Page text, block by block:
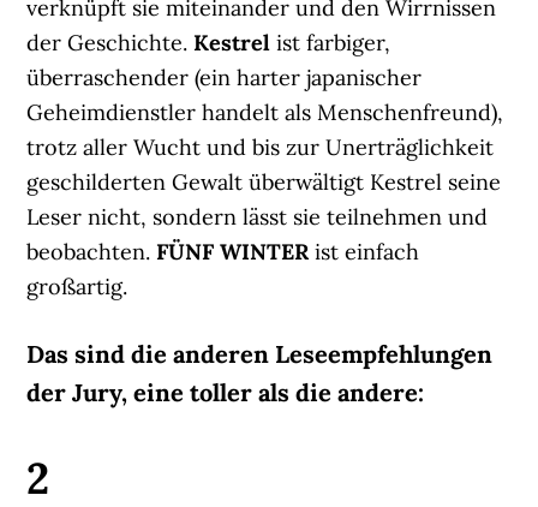
verknüpft sie miteinander und den Wirrnissen
der Geschichte. Kestrel ist farbiger,
überraschender (ein harter japanischer
Geheimdienstler handelt als Menschenfreund),
trotz aller Wucht und bis zur Unerträglichkeit
geschilderten Gewalt überwältigt Kestrel seine
Leser nicht, sondern lässt sie teilnehmen und
beobachten. FÜNF WINTERist einfach
großartig.
Das sind die anderen Leseempfehlungen
der Jury, eine toller als die andere:
2